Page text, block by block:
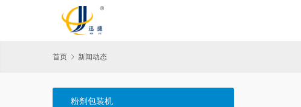
首页 新闻动态
粉剂包装机